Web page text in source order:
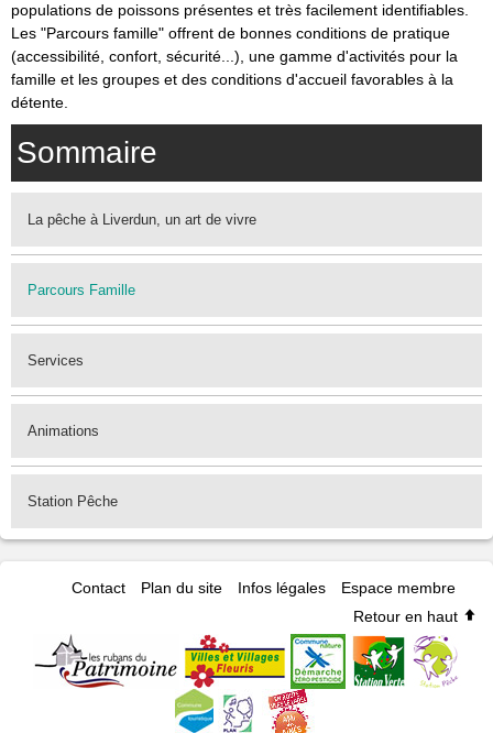
populations de poissons présentes et très facilement identifiables.
Les "Parcours famille" offrent de bonnes conditions de pratique
(accessibilité, confort, sécurité...), une gamme d'activités pour la
famille et les groupes et des conditions d'accueil favorables à la
détente.
Sommaire
La pêche à Liverdun, un art de vivre
Parcours Famille
Services
Animations
Station Pêche
Contact Plan du site Infos légales
Espace membre
Retour en haut